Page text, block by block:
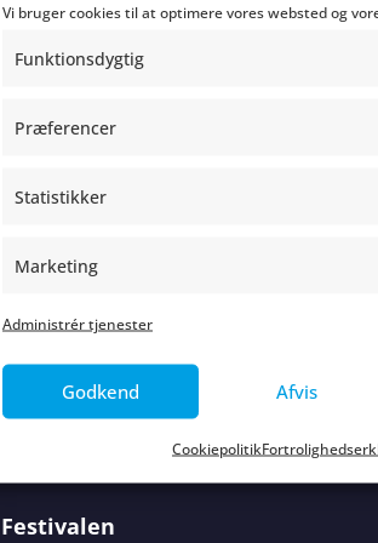
Vi bruger cookies til at optimere vores websted og
Funktionsdygtig
Præferencer
Statistikker
Marketing
Administrér tjenester
Godkend Afvis
Cookiepolitik
Festivalen